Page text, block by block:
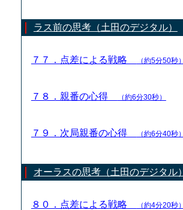
ラス前の思考（土田のデジタル）
７７．点差による戦略 （約5分50秒）
７８．親番の心得 （約6分30秒）
７９．次局親番の心得 （約6分40秒）
オーラスの思考（土田のデジタル）
８０．点差による戦略 （約4分20秒）